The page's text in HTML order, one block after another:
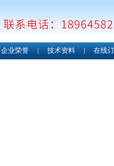
企业荣誉 | 技术资料 | 在线